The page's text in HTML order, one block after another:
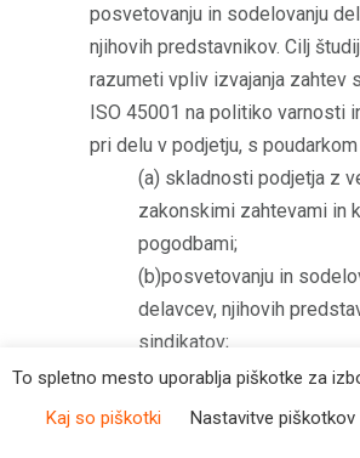
posvetovanju in sodelovanju
njihovih predstavnikov. Cilj
razumeti vpliv izvajanja zahtev
ISO 45001 na politiko varnosti
pri delu v podjetju, s poudarkom
(a) skladnosti podjetja z
zakonskimi zahtevami in
pogodbami;
(b)posvetovanju in
delavcev, njihovih
sindikatov;
(c)pogostosti in
spremljanja in nadzora.
V Sloveniji se je moral
To spletno mesto uporablja piškotke za
Kaj so piškotki
Nastavitve piškotkov